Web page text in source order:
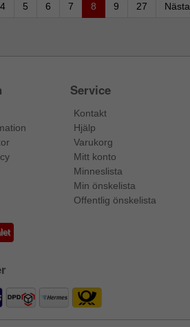
4 5 6 7 8 9 27 Nästa
Service
Kontakt
Hjälp
Varukorg
Mitt konto
Minneslista
Min önskelista
Offentlig önskelista